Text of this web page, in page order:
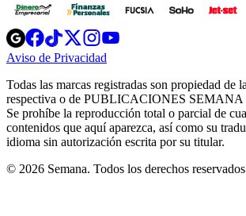
Opens
in
new
Opens
in
new
Opens
in
new
window
Opens
new
windowwindow
Aviso de Privacidad
new
window
Todas las marcas registradas son propiedad de
respectiva o de PUBLICACIONES SEMANA
Se prohíbe la reproducción total o parcial de
contenidos que aquí aparezca, así como su
idioma sin autorización escrita por su titular.
© 2026 Semana. Todos los derechos